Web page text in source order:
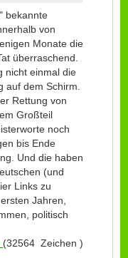
bekannte
von
Monate die
überraschend.
nicht einmal die
auf dem Schirm.
Rettung von
Großteil
noch
bis Ende
Und die haben
(und
Links zu
Jahren,
politisch
(32564 Zeichen )